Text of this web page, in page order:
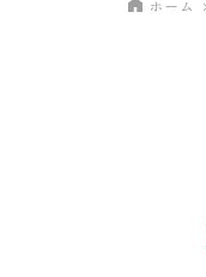
ホーム